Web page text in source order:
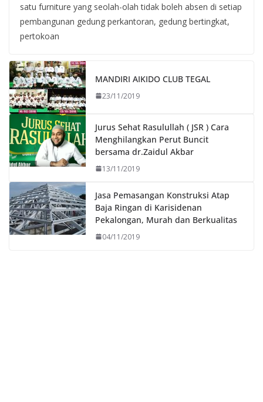
satu furniture yang seolah-olah tidak boleh absen di setiap
pembangunan gedung perkantoran, gedung bertingkat,
pertokoan
MANDIRI AIKIDO CLUB TEGAL
23/11/2019
Jurus Sehat Rasulullah ( JSR ) Cara
Menghilangkan Perut Buncit
bersama dr.Zaidul Akbar
13/11/2019
Jasa Pemasangan Konstruksi Atap
Baja Ringan di Karisidenan
Pekalongan, Murah dan Berkualitas
04/11/2019